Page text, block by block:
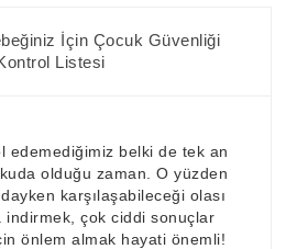
İçin Çocuk Güvenliği
Listesi
edemediğimiz belki de tek an
olduğu zaman. O yüzden
karşılaşabileceği olası
indirmek, çok ciddi sonuçlar
önlem almak hayati önemli!